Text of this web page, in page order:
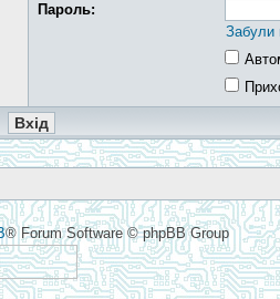
Пароль:
Забули
® Forum Software © phpBB Group